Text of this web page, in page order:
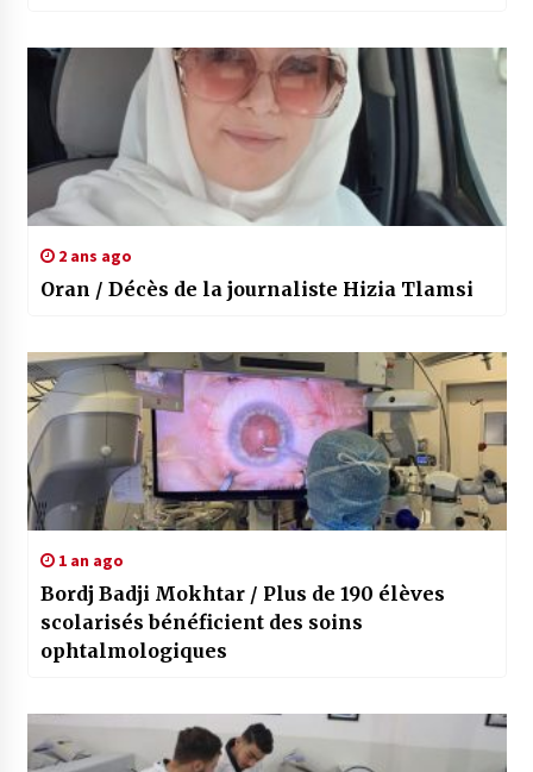
2 ans ago
Oran / Décès de la journaliste Hizia Tlamsi
1 an ago
Bordj Badji Mokhtar / Plus de 190 élèves
scolarisés bénéficient des soins
ophtalmologiques